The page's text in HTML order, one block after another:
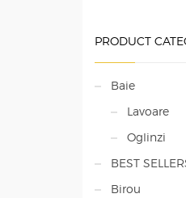
PRODUCT
Baie
Lavoare
Oglinzi
BEST
Birou